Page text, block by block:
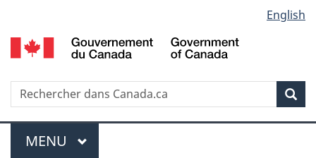
au
contenu
propos
de
la
HTML
simplifiée
selection
English
Recherche
Menu
MENU PRINCIPAL